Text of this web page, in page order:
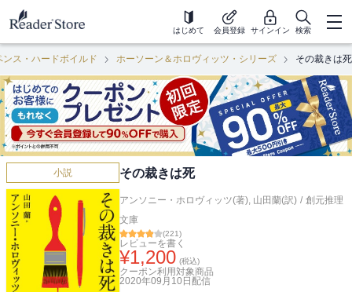
はじめて 会員登録 サインイン 検索
ス・ハードボイルド ホーソーン＆ホロヴィッツ・シリーズ その裁きは死
小説 その裁きは死
アンソニー・ホロヴィッツ(著), 山田蘭(訳) / 創元推理
文庫
(221)
レビューを書く
¥1,200 (税込)
クーポン利用対象商品
2020年09月10日 配信